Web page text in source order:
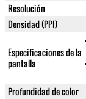
Resolución
Densidad (PPI)
Especificaciones de la
pantalla
Profundidad de color